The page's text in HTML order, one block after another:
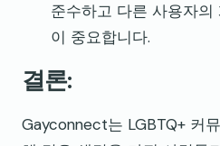
준수하고 다른 사용자
이 중요합니다.
결론:
Gayconnect는 LGBTQ+ 커